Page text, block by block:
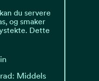
du servere
og smaker
Dette
Middels